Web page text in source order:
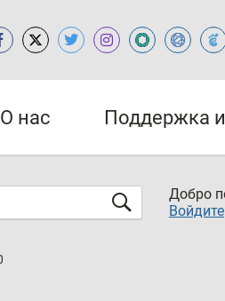
О нас Поддержка
Добро
Войдите